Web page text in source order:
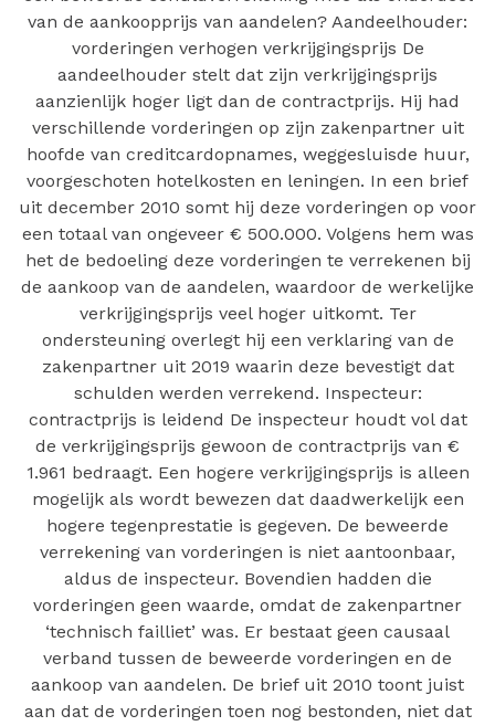
van de aankoopprijs van aandelen? Aandeelhouder:
vorderingen verhogen verkrijgingsprijs De
aandeelhouder stelt dat zijn verkrijgingsprijs
aanzienlijk hoger ligt dan de contractprijs. Hij had
verschillende vorderingen op zijn zakenpartner uit
hoofde van creditcardopnames, weggesluisde huur,
voorgeschoten hotelkosten en leningen. In een brief
uit december 2010 somt hij deze vorderingen op voor
een totaal van ongeveer € 500.000. Volgens hem was
het de bedoeling deze vorderingen te verrekenen bij
de aankoop van de aandelen, waardoor de werkelijke
verkrijgingsprijs veel hoger uitkomt. Ter
ondersteuning overlegt hij een verklaring van de
zakenpartner uit 2019 waarin deze bevestigt dat
schulden werden verrekend. Inspecteur:
contractprijs is leidend De inspecteur houdt vol dat
de verkrijgingsprijs gewoon de contractprijs van €
1.961 bedraagt. Een hogere verkrijgingsprijs is alleen
mogelijk als wordt bewezen dat daadwerkelijk een
hogere tegenprestatie is gegeven. De beweerde
verrekening van vorderingen is niet aantoonbaar,
aldus de inspecteur. Bovendien hadden die
vorderingen geen waarde, omdat de zakenpartner
‘technisch failliet’ was. Er bestaat geen causaal
verband tussen de beweerde vorderingen en de
aankoop van aandelen. De brief uit 2010 toont juist
aan dat de vorderingen toen nog bestonden, niet dat